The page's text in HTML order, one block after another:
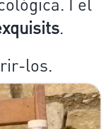
.
los.